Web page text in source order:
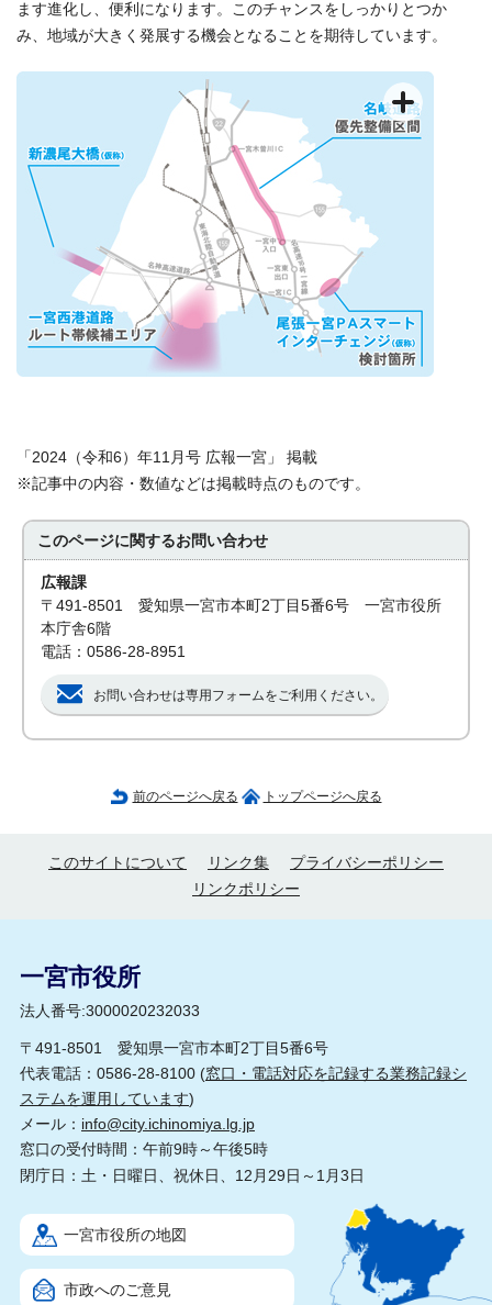
ます進化し、便利になります。このチャンスをしっかりとつか
み、地域が大きく発展する機会となることを期待しています。
「2024（令和6）年11月号 広報一宮」 掲載
※記事中の内容・数値などは掲載時点のものです。
このページに関するお問い合わせ
広報課
〒491-8501 愛知県一宮市本町2丁目5番6号 一宮市役所
本庁舎6階
電話：0586-28-8951
お問い合わせは専用フォームをご利用ください。
前のページへ戻る トップページへ戻る
このサイトについて リンク集
プライバシーポリシー
リンクポリシー
一宮市役所
法人番号:3000020232033
〒491-8501 愛知県一宮市本町2丁目5番6号
代表電話：0586-28-8100 (窓口・電話対応を記録する業務記録シ
ステムを運用しています)
メール： info@city.ichinomiya.lg.jp
窓口の受付時間：午前9時～午後5時
閉庁日：土・日曜日、祝休日、12月29日～1月3日
一宮市役所の地図
市政へのご意見